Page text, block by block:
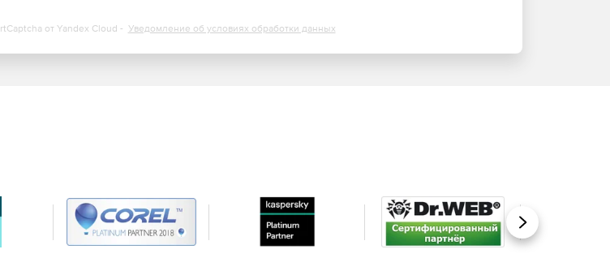
от Yandex Cloud - Уведомление об условиях обработки данных
Вперед